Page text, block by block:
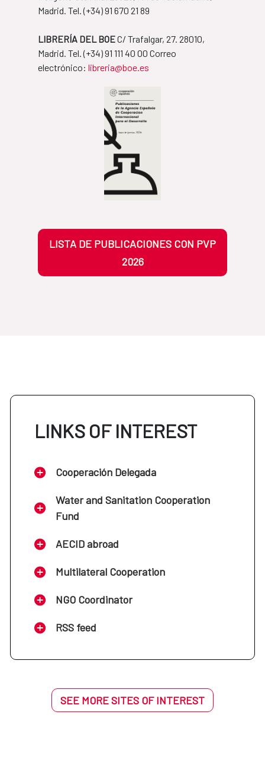
Madrid. Tel. ​(+34) 91 670 21 89
LIBRERÍA DEL BOEC/ Trafalgar, 27. 28010,
Madrid. Tel. ​(+34) 91 111 40 00 Correo
​​​​​​​electrónico: libreria@boe.es
LISTA DE PUBLICACIONES CON PVP
2026
LINKS OF INTEREST
Cooperación Delegada
Water and Sanitation Cooperation
Fund
AECID abroad
Multilateral Cooperation
NGO Coordinator
RSS feed
SEE MORE SITES OF INTEREST